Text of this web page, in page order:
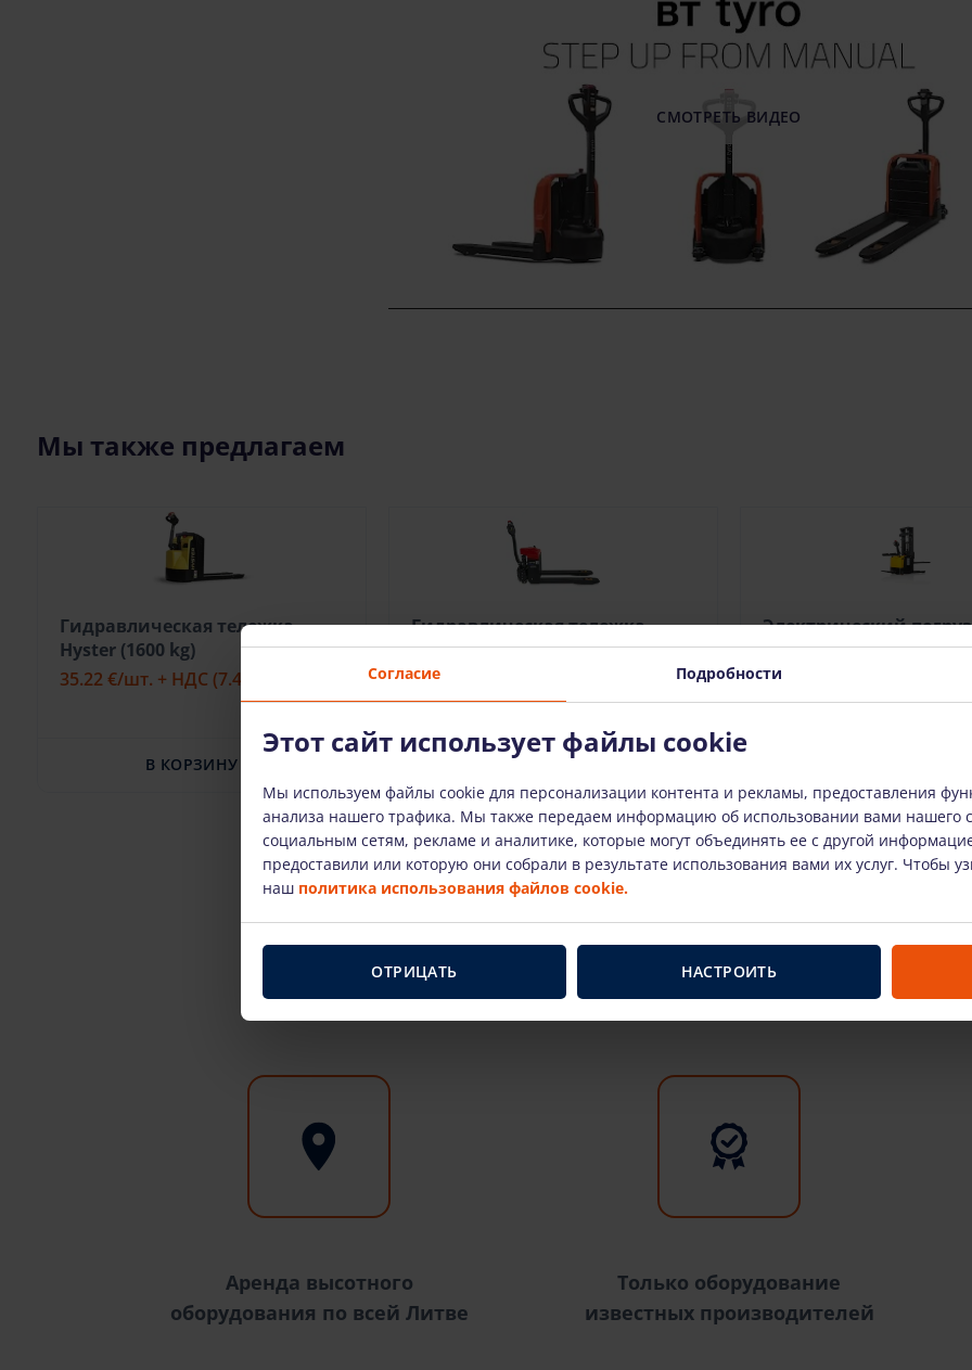
СМОТРЕТЬ ВИДЕО
Мы также предлагаем
Гидравлическая тележка
Hyster (1600 kg)
35.22 €/шт. + НДС (7.40 €)
В КОРЗИНУ
Гидравлическая тележка
Manitou (1500 kg)
19.39 €
В КОРЗИНУ
Электрический
платформой STAXX
(1500 кг)
84.00 €/шт. + НДС(17.64
Svarbus faktai
Аренда высотного
оборудования по всей Литве
Только оборудование
известных производителей
Согласие Подробности
Этот сайт использует файлы cookie
Мы используем файлы cookie для персонализации контента и рекламы, предоставления
анализа нашего трафика. Мы также передаем информацию об использовании вами нашего
социальным сетям, рекламе и аналитике, которые могут объединять ее с другой
предоставили или которую они собрали в результате использования вами их услуг. Чтобы
наш политика использования файлов cookie.
ОТРИЦАТЬ НАСТРОИТЬ